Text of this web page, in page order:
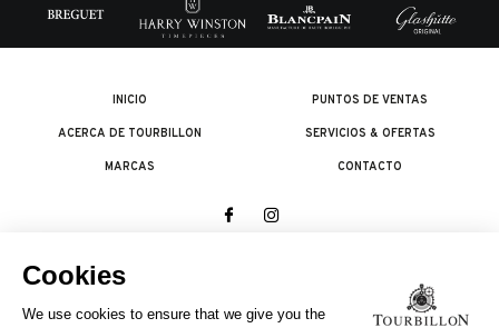
INICIO
ACERCA DE TOURBILLON
MARCAS
PUNTOS DE VENTAS
SERVICIOS & OFERTAS
CONTACTO
Todos los derechos reservados. Condiciones legales